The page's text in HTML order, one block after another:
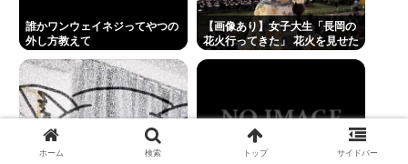
誰かワンウェイネジってやつの
外し方教えて
【画像あり】女子大生「長岡の
花火行ってきた」 花火を見せた
ホーム 検索 トップ サイドバー